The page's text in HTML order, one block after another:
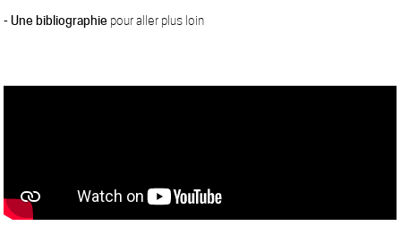
- Une bibliographie pour aller plus loin